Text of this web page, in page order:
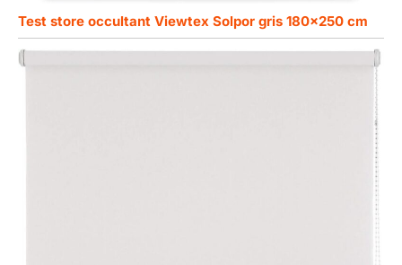
Test store occultant Viewtex Solpor gris 180×250 cm